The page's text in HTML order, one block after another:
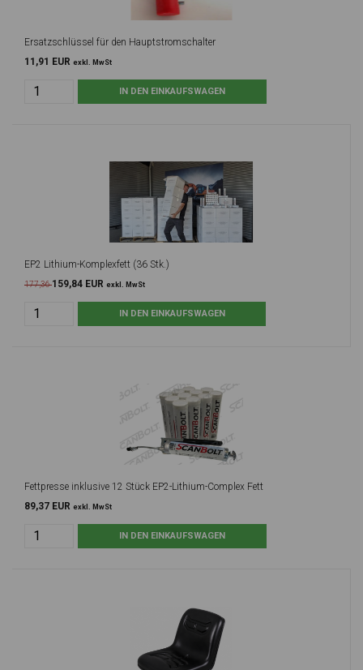
Ersatzschlüssel für den Hauptstromschalter
11,91 EUR exkl. MwSt
EP2 Lithium-Komplexfett (36 Stk.)
177,36159,84 EUR exkl. MwSt
Fettpresse inklusive 12 Stück EP2-Lithium-Complex Fett
89,37 EUR exkl. MwSt